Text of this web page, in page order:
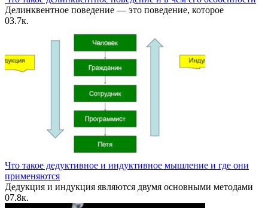
Делинквентное поведение — это поведение, которое
03.7к.
Что такое дедуктивное и индуктивное мышление и где они
применяются
Дедукция и индукция являются двумя основными методами
07.8к.